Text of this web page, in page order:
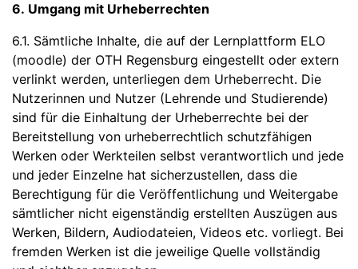
6. Umgang mit Urheberrechten
6.1. Sämtliche Inhalte, die auf der Lernplattform ELO
(moodle) der OTH Regensburg eingestellt oder extern
verlinkt werden, unterliegen dem Urheberrecht. Die
Nutzerinnen und Nutzer (Lehrende und Studierende)
sind für die Einhaltung der Urheberrechte bei der
Bereitstellung von urheberrechtlich schutzfähigen
Werken oder Werkteilen selbst verantwortlich und jede
und jeder Einzelne hat sicherzustellen, dass die
Berechtigung für die Veröffentlichung und Weitergabe
sämtlicher nicht eigenständig erstellten Auszügen aus
Werken, Bildern, Audiodateien, Videos etc. vorliegt. Bei
fremden Werken ist die jeweilige Quelle vollständig